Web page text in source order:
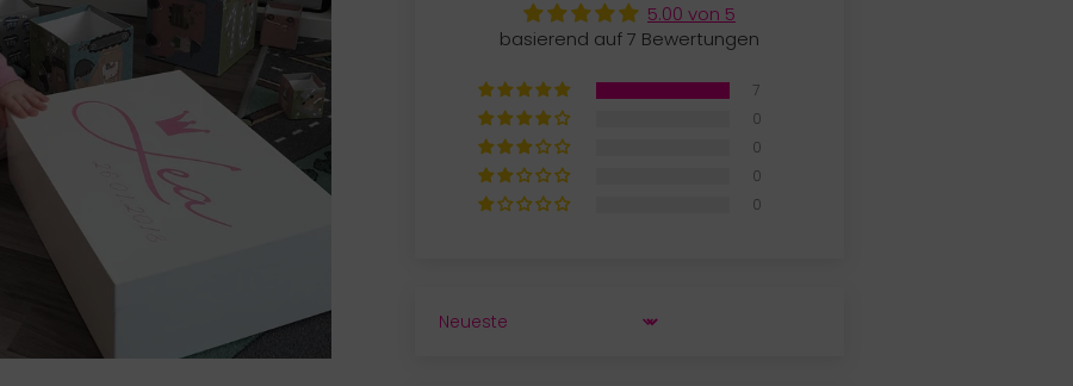
5.00 von 5
basierend auf 7 Bewertungen
7
0
0
0
0
SORT BY